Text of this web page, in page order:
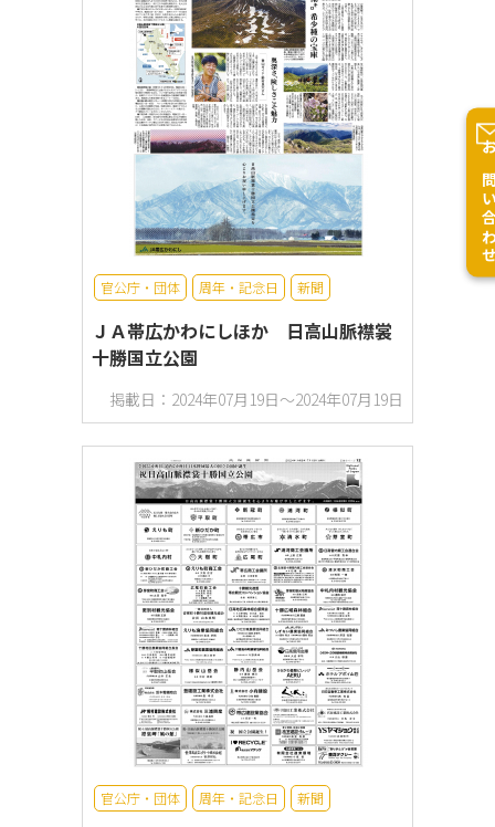
官公庁・団体 周年・記念日 新聞
ＪＡ帯広かわにしほか 日高山脈襟裳
十勝国立公園
掲載日：2024年07月19日～2024年07月19日
官公庁・団体 周年・記念日 新聞
お問